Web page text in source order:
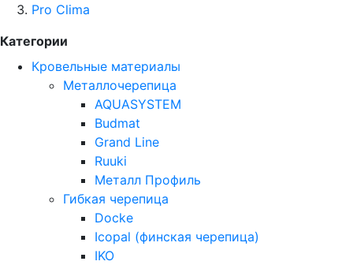
Pro Clima
Категории
Кровельные материалы
Металлочерепица
AQUASYSTEM
Budmat
Grand Line
Ruuki
Металл Профиль
Гибкая черепица
Docke
Icopal (финская черепица)
IKO